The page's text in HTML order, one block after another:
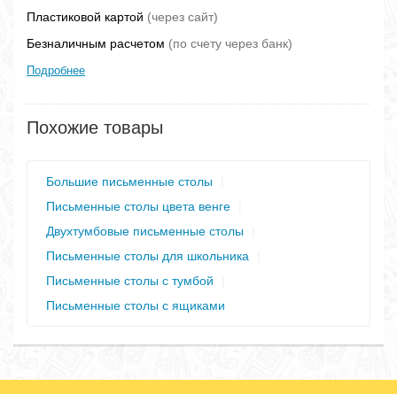
Пластиковой картой (через сайт)
Безналичным расчетом (по счету через банк)
Подробнее
Похожие товары
Большие письменные столы
Письменные столы цвета венге
Двухтумбовые письменные столы
Письменные столы для школьника
Письменные столы с тумбой
Письменные столы с ящиками